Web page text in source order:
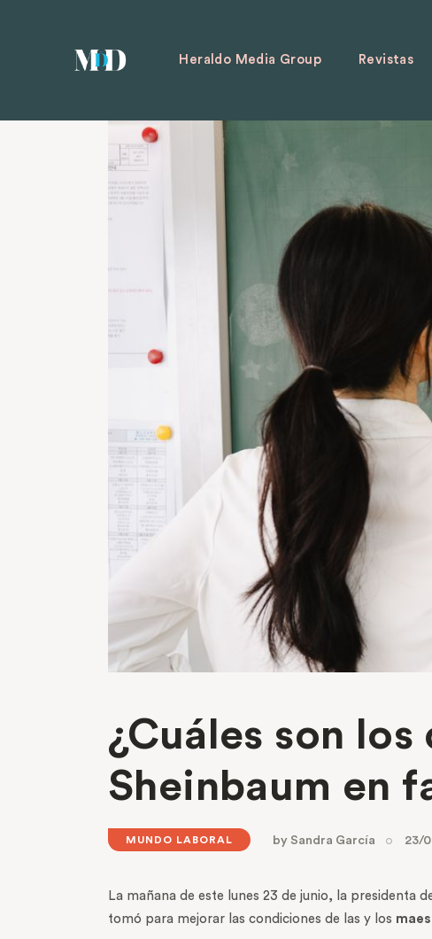
Heraldo Media Group Revistas
¿Cuáles son
Sheinbaum en
MUNDO LABORAL bySandra García 23/
La mañana de este lunes 23 de junio, la presidenta
tomó para mejorar las condiciones de las y los